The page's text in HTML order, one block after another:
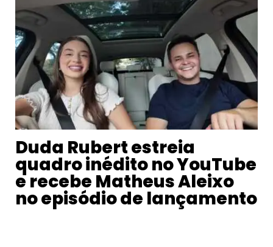
Duda Rubert estreia
quadro inédito no YouTube
e recebe Matheus Aleixo
no episódio de lançamento